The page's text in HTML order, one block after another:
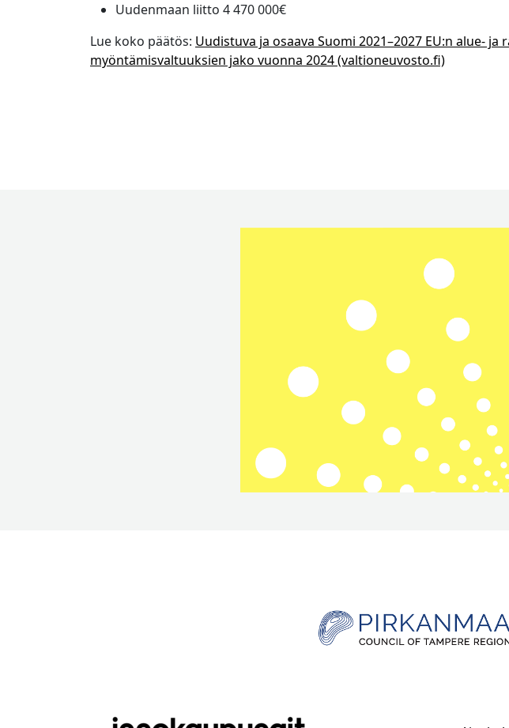
Uudenmaan liitto 4 470 000€
Lue koko päätös: Uudistuva ja osaava Suomi 2021–2027 EU:n alue-
myöntämisvaltuuksien jako vuonna 2024 (valtioneuvosto.fi)